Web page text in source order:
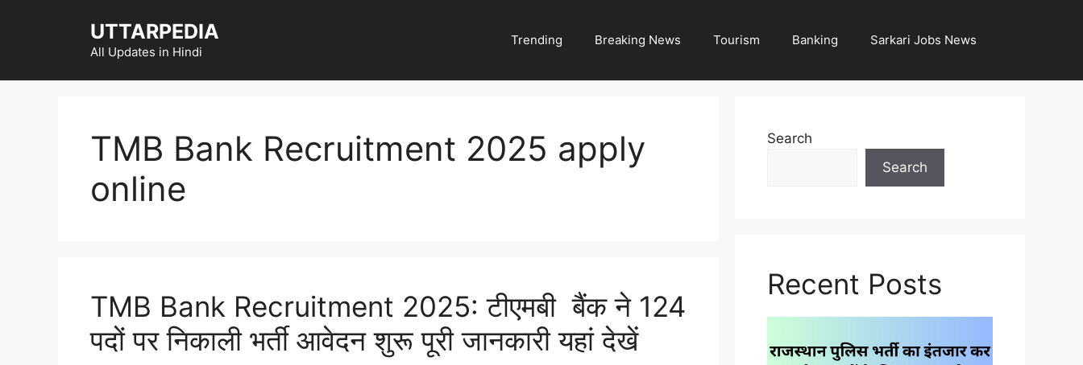
UTTARPEDIA
All Updates in Hindi
Trending Breaking News Tourism Banking Sarkari Jobs News
TMB Bank Recruitment 2025 apply
online
TMB Bank Recruitment 2025: टीएमबी बैंक ने 124
पदों पर निकाली भर्ती आवेदन शुरू पूरी जानकारी यहां देखें
Search
Search
Recent Posts